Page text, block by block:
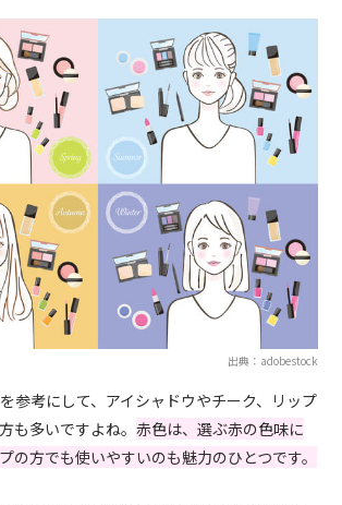
出典：adobestock
参考にして、アイシャドウやチーク、リップ
も多いですよね。赤色は、選ぶ赤の色味に
の方でも使いやすいのも魅力のひとつです。